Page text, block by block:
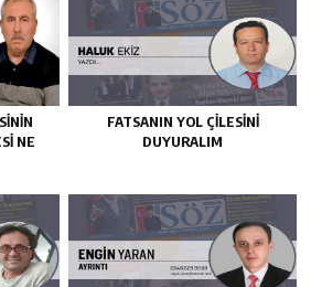
NE
FATSANIN YOL ÇİLESİNİ
DUYURALIM